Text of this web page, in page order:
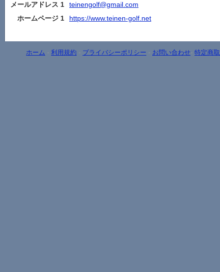
メールアドレス 1
teinengolf@gmail.com
ホームページ 1
https://www.teinen-golf.net
ホーム - 利用規約 - プライバシーポリシー - お問い合わせ- 特定商